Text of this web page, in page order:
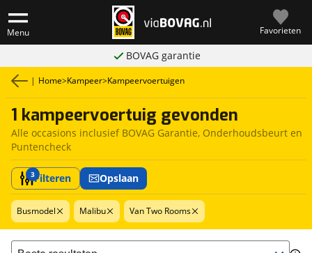
Menu Favorieten
BOVAG garantie
| Home>Kampeer>Kampeervoertuigen
1 kampeervoertuig gevonden
Alle occasions inclusief BOVAG Garantie, Onderhoudsbeurt en
Puntencheck
3Filteren Opslaan
Busmodel Malibu Van Two Rooms